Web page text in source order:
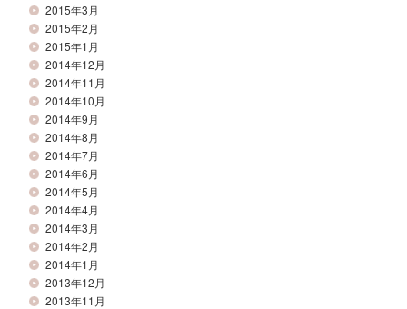
2015年3月
2015年2月
2015年1月
2014年12月
2014年11月
2014年10月
2014年9月
2014年8月
2014年7月
2014年6月
2014年5月
2014年4月
2014年3月
2014年2月
2014年1月
2013年12月
2013年11月